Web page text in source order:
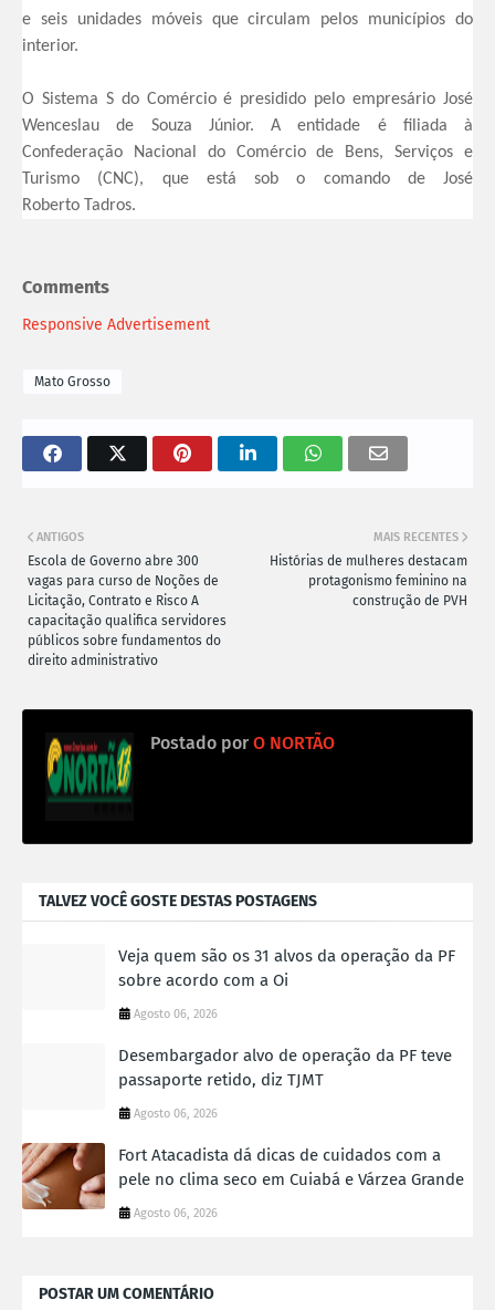
e seis unidades móveis que circulam pelos municípios do
interior.
O Sistema S do Comércio é presidido pelo empresário José
Wenceslau de Souza Júnior. A entidade é filiada à
Confederação Nacional do Comércio de Bens, Serviços e
Turismo (CNC), que está sob o comando de José
Roberto Tadros.
Comments
Responsive Advertisement
Mato Grosso
MAIS RECENTES
Histórias de mulheres destacam
protagonismo feminino na
construção de PVH
ANTIGOS
Escola de Governo abre 300
vagas para curso de Noções de
Licitação, Contrato e Risco A
capacitação qualifica servidores
públicos sobre fundamentos do
direito administrativo
Postado por O NORTÃO
TALVEZ VOCÊ GOSTE DESTAS POSTAGENS
Veja quem são os 31 alvos da operação da PF
sobre acordo com a Oi
Agosto 06, 2026
Desembargador alvo de operação da PF teve
passaporte retido, diz TJMT
Agosto 06, 2026
Fort Atacadista dá dicas de cuidados com a
pele no clima seco em Cuiabá e Várzea Grande
Agosto 06, 2026
POSTAR UM COMENTÁRIO